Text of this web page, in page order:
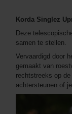
Korda Singlez
Deze
samen te stellen.
Vervaardigd door
gemaakt van
rechtstreeks op
achtersteunen of